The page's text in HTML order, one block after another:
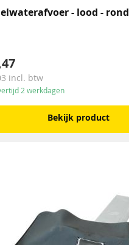
- lood - rond
incl. btw
2 werkdagen
Bekijk product